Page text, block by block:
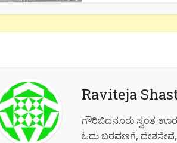
Raviteja
ಗೌರಿಬಿದನೂರು ಸ್ವಂತ
ಓದು ಬರವಣಗೆ,